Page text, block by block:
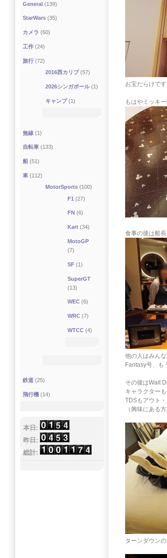
お宝だらけで
もはやミッキ
食事の後は船長
他の人はみん
Fantasy号、も
その後はWalt
キャラクター
TDSもアウト
（興味にある
ターンダウン
General (139)
StarWars (35)
カメラ (60)
工作 (24)
旅行 (72)
2016西カリブ(57)
2026シンガポール(1)
キャンプ(1)
無線 (1)
自転車 (133)
船 (51)
車 (112)
MotorSports(100)
F1 (27)
FN (6)
Kart (34)
MotoGP
(7)
SF (1)
SuperGT
(13)
WEC (6)
WRC (7)
WTCC (4)
鉄道 (25)
飛行機 (14)
本日:
昨日:
総計: